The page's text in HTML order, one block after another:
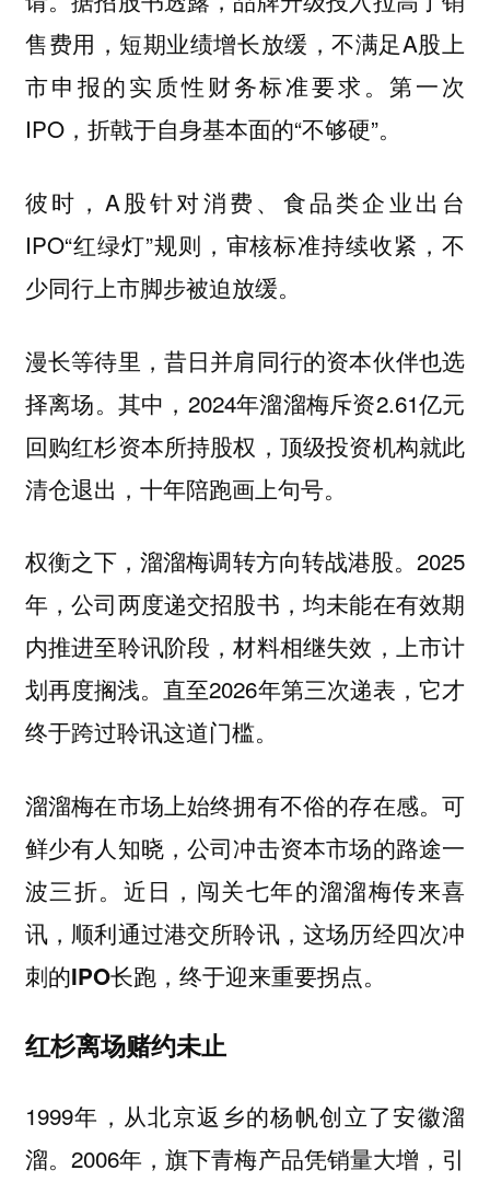
售费用，短期业绩增长放缓，不满足A股上
市申报的实质性财务标准要求。第一次
IPO，折戟于自身基本面的“不够硬”。
彼时，A股针对消费、食品类企业出台
IPO“红绿灯”规则，审核标准持续收紧，不
少同行上市脚步被迫放缓。
漫长等待里，昔日并肩同行的资本伙伴也选
择离场。其中，2024年溜溜梅斥资2.61亿元
回购红杉资本所持股权，顶级投资机构就此
清仓退出，十年陪跑画上句号。
权衡之下，溜溜梅调转方向转战港股。2025
年，公司两度递交招股书，均未能在有效期
内推进至聆讯阶段，材料相继失效，上市计
划再度搁浅。直至2026年第三次递表，它才
终于跨过聆讯这道门槛。
溜溜梅在市场上始终拥有不俗的存在感。可
鲜少有人知晓，公司冲击资本市场的路途一
波三折。 近日，闯关七年的溜溜梅传来喜
讯，顺利通过港交所聆讯，这场历经四次冲
刺的IPO长跑，终于迎来重要拐点。
红杉离场赌约未止
1999年，从北京返乡的杨帆创立了安徽溜
溜。2006年，旗下青梅产品凭销量大增，引